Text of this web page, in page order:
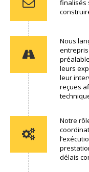
finalisés
Nous
leurs
leur
reçues
Notre
délais